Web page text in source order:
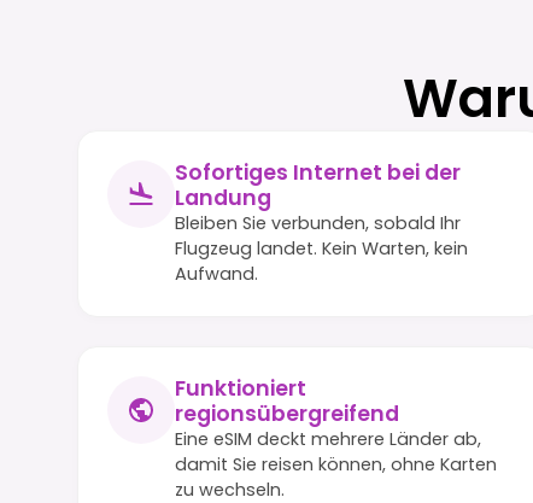
Sofortiges Internet bei der
Landung
Bleiben Sie verbunden, sobald Ihr
Flugzeug landet. Kein Warten, kein
Aufwand.
Funktioniert
regionsübergreifend
Eine eSIM deckt mehrere Länder ab,
damit Sie reisen können, ohne Karten
zu wechseln.